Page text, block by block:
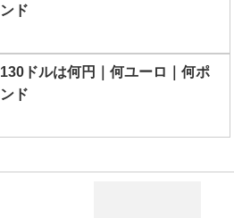
ンド
130ドルは何円｜何ユーロ｜何ポ
ンド